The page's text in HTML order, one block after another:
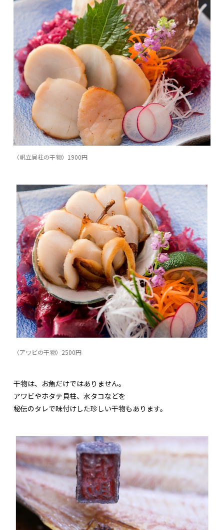
〈帆立貝柱の干物〉1900円
〈アワビの干物〉2500円
干物は、お魚だけではありません。
アワビやホタテ貝柱、水タコなどを
秘伝のタレで味付けした珍しい干物もあります。